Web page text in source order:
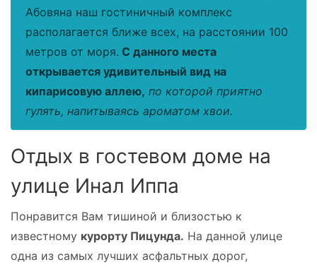
Абовяна наш гостиничный комплекс
располагается ближе всех, на расстоянии 100
метров от моря. С данного места
открывается удивительный вид на
кипарисовую аллею, по которой приятно
гулять, напитываясь ароматом хвои.
Отдых в гостевом доме на
улице Инал Иппа
Понравится Вам тишиной и близостью к
известному курорту Пицунда. На данной улице
одна из самых лучших асфальтных дорог,